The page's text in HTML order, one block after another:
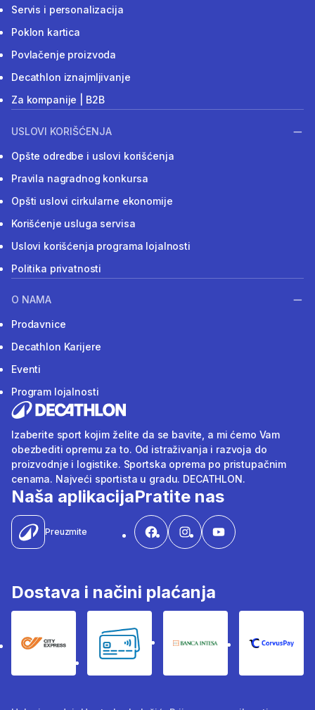
Servis i personalizacija
Poklon kartica
Povlačenje proizvoda
Decathlon iznajmljivanje
Za kompanije | B2B
USLOVI KORIŠĆENJA
Opšte odredbe i uslovi korišćenja
Pravila nagradnog konkursa
Opšti uslovi cirkularne ekonomije
Korišćenje usluga servisa
Uslovi korišćenja programa lojalnosti
Politika privatnosti
O NAMA
Prodavnice
Decathlon Karijere
Eventi
Program lojalnosti
Izaberite sport kojim želite da se bavite, a mi ćemo Vam
obezbediti opremu za to. Od istraživanja i razvoja do
proizvodnje i logistike. Sportska oprema po pristupačnim
cenama. Najveći sportista u gradu. DECATHLON.
Naša aplikacija
Preuzmite
Pratite nas
Dostava i načini plaćanja
City Express Bankovne karticeBanka Intesa